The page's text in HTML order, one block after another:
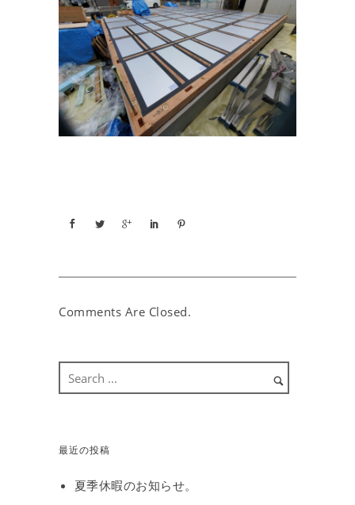
Comments Are Closed.
最近の投稿
夏季休暇のお知らせ。